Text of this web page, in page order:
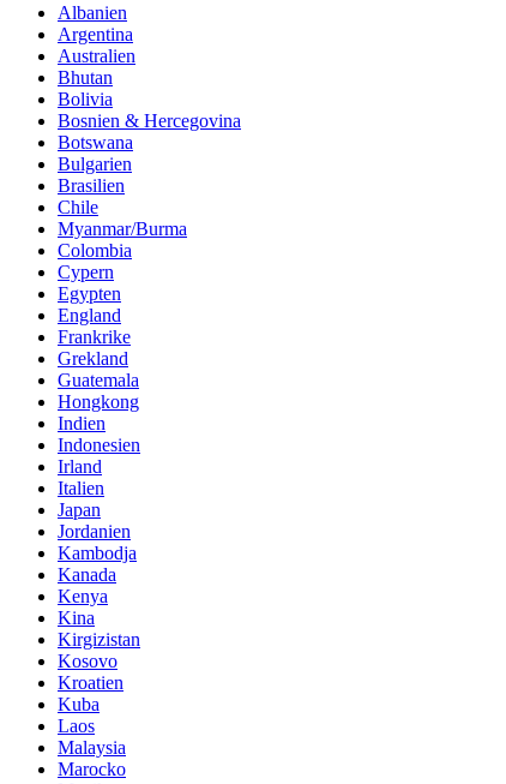
Albanien
Argentina
Australien
Bhutan
Bolivia
Bosnien & Hercegovina
Botswana
Bulgarien
Brasilien
Chile
Myanmar/Burma
Colombia
Cypern
Egypten
England
Frankrike
Grekland
Guatemala
Hongkong
Indien
Indonesien
Irland
Italien
Japan
Jordanien
Kambodja
Kanada
Kenya
Kina
Kirgizistan
Kosovo
Kroatien
Kuba
Laos
Malaysia
Marocko